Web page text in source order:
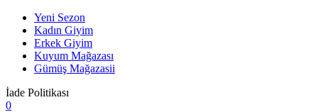
Yeni Sezon
Kadın Giyim
Erkek Giyim
Kuyum Mağazası
Gümüş Mağazasii
İade Politikası
0